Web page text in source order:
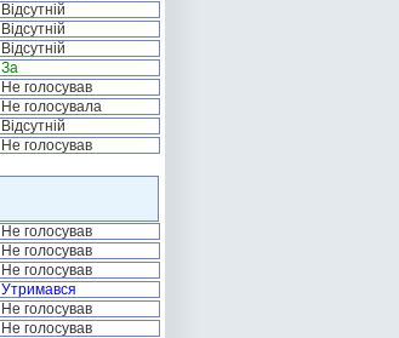
Відсутній
Відсутній
Відсутній
За
Не голосував
Не голосувала
Відсутній
Не голосував
Не голосував
Не голосував
Не голосував
Утримався
Не голосував
Не голосував